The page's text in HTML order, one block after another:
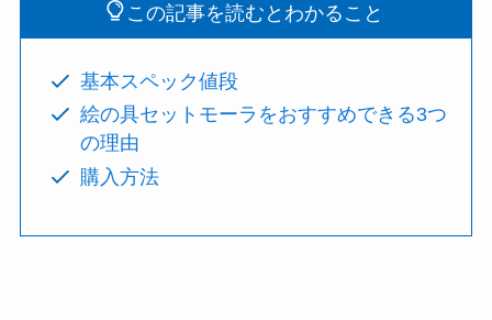
この記事を読むとわかること
基本スペック値段
絵の具セットモーラをおすすめできる3つ
の理由
購入方法